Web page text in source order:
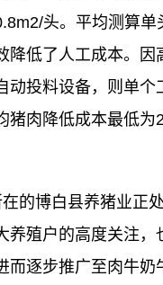
头。平均测算
降低了人工成本。
动投料设备，则单
肉降低成本最低为
的博白县养猪业正
养殖户的高度关注
逐步推广至肉牛